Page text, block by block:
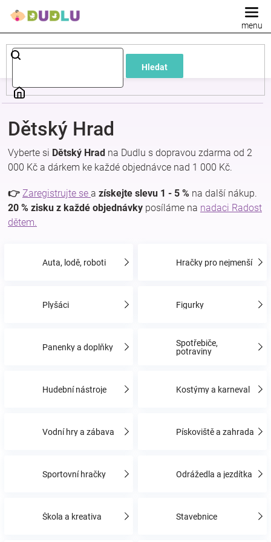
Hledat
Dětské
a
a
Dětský Hrad
Vyberte si Dětský Hrad na Dudlu s dopravou zdarma od 2
000 Kč a dárkem ke každé objednávce nad 1 000 Kč.
👉 Zaregistrujte se a získejte slevu 1 - 5 % na další nákup.
20 % zisku z každé objednávky posíláme na nadaci Radost
dětem.
Auta, lodě, roboti Hračky pro nejmenší
Plyšáci Figurky
Panenky a doplňky
Spotřebiče,
potraviny
Hudební nástroje Kostýmy a karneval
Vodní hry a zábava Pískoviště a zahrada
Sportovní hračky Odrážedla a jezdítka
Škola a kreativa Stavebnice